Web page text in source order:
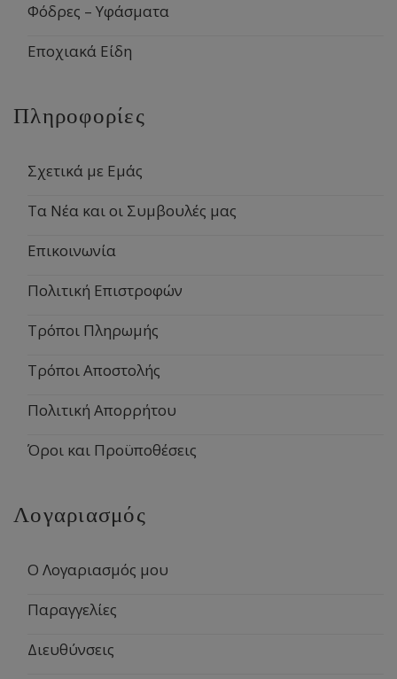
Φόδρες – Υφάσματα
Εποχιακά Είδη
Πληροφορίες
Σχετικά με Εμάς
Τα Νέα και οι Συμβουλές μας
Επικοινωνία
Πολιτική Επιστροφών
Τρόποι Πληρωμής
Τρόποι Αποστολής
Πολιτική Απορρήτου
Όροι και Προϋποθέσεις
Λογαριασμός
Ο Λογαριασμός μου
Παραγγελίες
Διευθύνσεις